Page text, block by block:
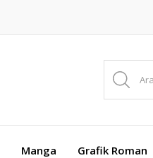
Manga Grafik Roman